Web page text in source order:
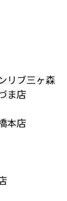
リブ三ヶ森
ま店
本店